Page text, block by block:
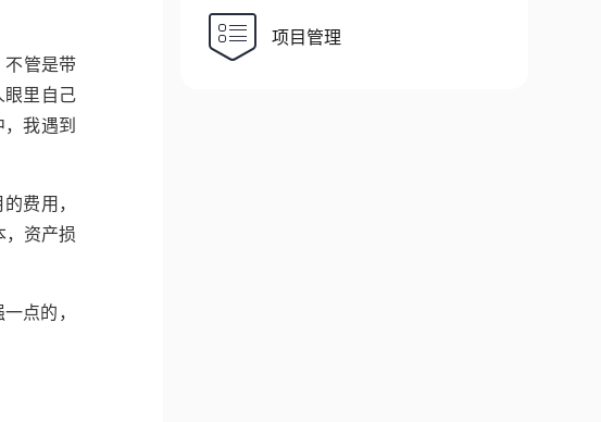
管是带
眼里自己
我遇到
费用，
，资产损
点的，
项目管理